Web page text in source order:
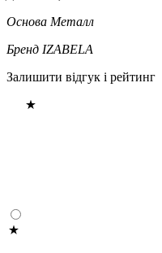
Основа Металл
Бренд IZABELA
Залишити відгук і рейтинг